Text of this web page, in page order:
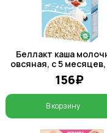
Беллакт каша
овсяная, с 5
156₽
В корзину